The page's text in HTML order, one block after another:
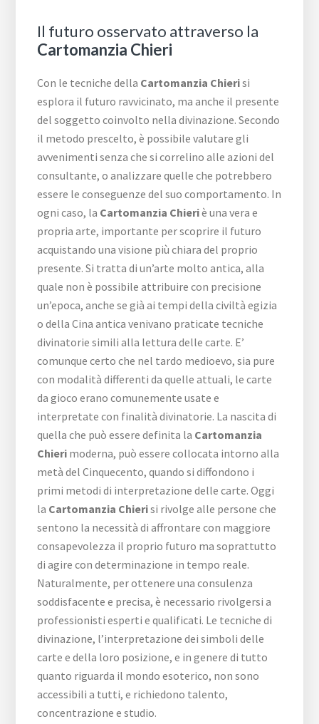
Il futuro osservato attraverso la
Cartomanzia Chieri
Con le tecniche della Cartomanzia Chierisi
esplora il futuro ravvicinato, ma anche il presente
del soggetto coinvolto nella divinazione. Secondo
il metodo prescelto, è possibile valutare gli
avvenimenti senza che si correlino alle azioni del
consultante, o analizzare quelle che potrebbero
essere le conseguenze del suo comportamento. In
ogni caso, la Cartomanzia Chieriè una vera e
propria arte, importante per scoprire il futuro
acquistando una visione più chiara del proprio
presente. Si tratta di un’arte molto antica, alla
quale non è possibile attribuire con precisione
un’epoca, anche se già ai tempi della civiltà egizia
o della Cina antica venivano praticate tecniche
divinatorie simili alla lettura delle carte. E’
comunque certo che nel tardo medioevo, sia pure
con modalità differenti da quelle attuali, le carte
da gioco erano comunemente usate e
interpretate con finalità divinatorie. La nascita di
quella che può essere definita la Cartomanzia
Chieri moderna, può essere collocata intorno alla
metà del Cinquecento, quando si diffondono i
primi metodi di interpretazione delle carte. Oggi
la Cartomanzia Chierisi rivolge alle persone che
sentono la necessità di affrontare con maggiore
consapevolezza il proprio futuro ma soprattutto
di agire con determinazione in tempo reale.
Naturalmente, per ottenere una consulenza
soddisfacente e precisa, è necessario rivolgersi a
professionisti esperti e qualificati. Le tecniche di
divinazione, l’interpretazione dei simboli delle
carte e della loro posizione, e in genere di tutto
quanto riguarda il mondo esoterico, non sono
accessibili a tutti, e richiedono talento,
concentrazione e studio.